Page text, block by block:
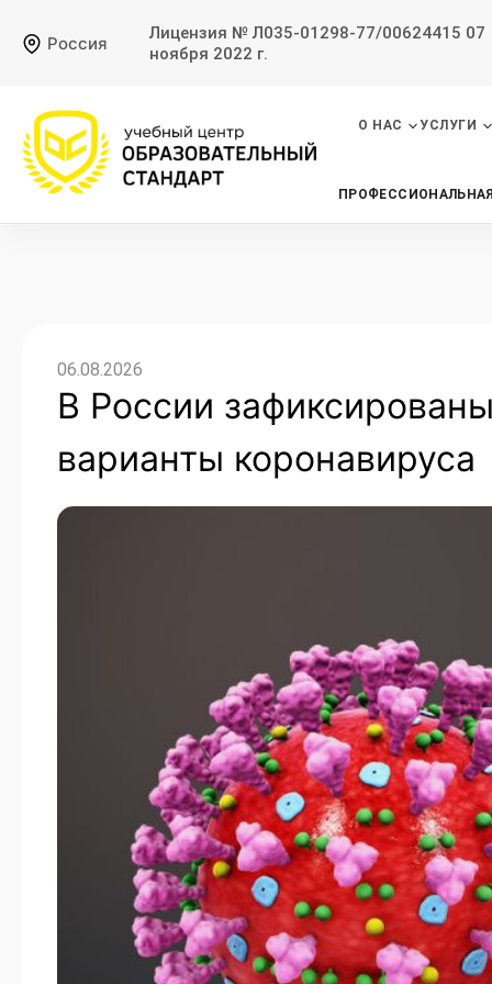
Россия
Лицензия № Л035-01298-77/00624415 07
ноября 2022 г.
О НАС УСЛУГИ
06.08.2026
В России
варианты коронавируса